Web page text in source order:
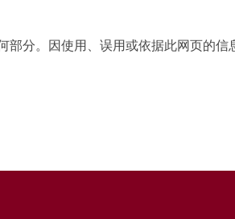
分。因使用、误用或依据此网页的信